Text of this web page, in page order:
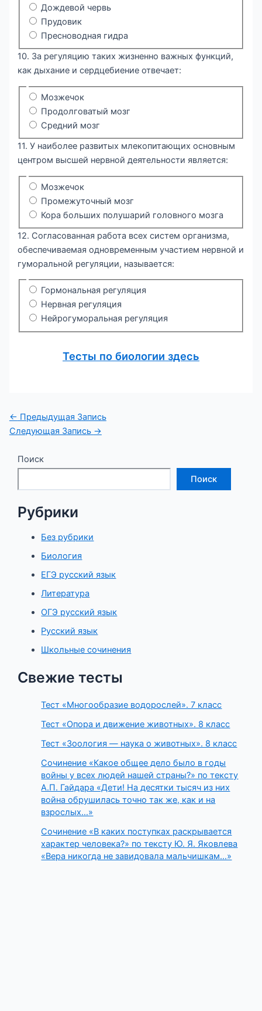
Дождевой червь
Прудовик
Пресноводная гидра
10. За регуляцию таких жизненно важных функций,
как дыхание и сердцебиение отвечает:
Мозжечок
Продолговатый мозг
Средний мозг
11. У наиболее развитых млекопитающих основным
центром высшей нервной деятельности является:
Мозжечок
Промежуточный мозг
Кора больших полушарий головного мозга
12. Согласованная работа всех систем организма,
обеспечиваемая одновременным участием нервной и
гуморальной регуляции, называется:
Гормональная регуляция
Нервная регуляция
Нейрогуморальная регуляция
Тесты по биологии здесь
Навигация
по
← Предыдущая Запись
Следующая Запись →
Поиск
Поиск
Рубрики
Без рубрики
Биология
ЕГЭ русский язык
Литература
ОГЭ русский язык
Русский язык
Школьные сочинения
Свежие тесты
Тест «Многообразие водорослей». 7 класс
Тест «Опора и движение животных». 8 класс
Тест «Зоология — наука о животных». 8 класс
Сочинение «Какое общее дело было в годы
войны у всех людей нашей страны?» по тексту
А.П. Гайдара «Дети! На десятки тысяч из них
война обрушилась точно так же, как и на
взрослых…»
Сочинение «В каких поступках раскрывается
характер человека?» по тексту Ю. Я. Яковлева
«Вера никогда не завидовала мальчишкам…»